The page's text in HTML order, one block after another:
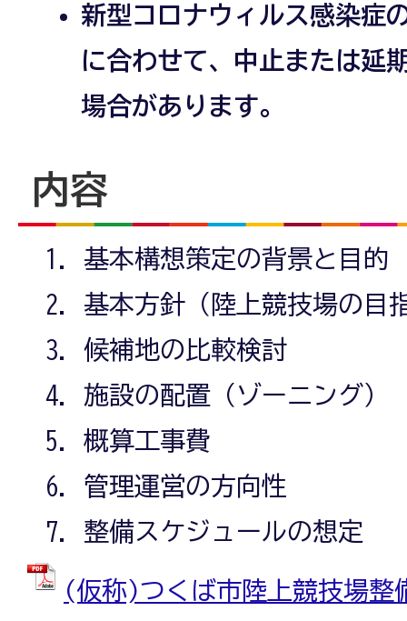
新型コロナウィルス感染症
に合わせて、中止または延
場合があります。
内容
基本構想策定の背景と目的
基本方針（陸上競技場の目
候補地の比較検討
施設の配置（ゾーニング）
概算工事費
管理運営の方向性
整備スケジュールの想定
(仮称)つくば市陸上競技場整